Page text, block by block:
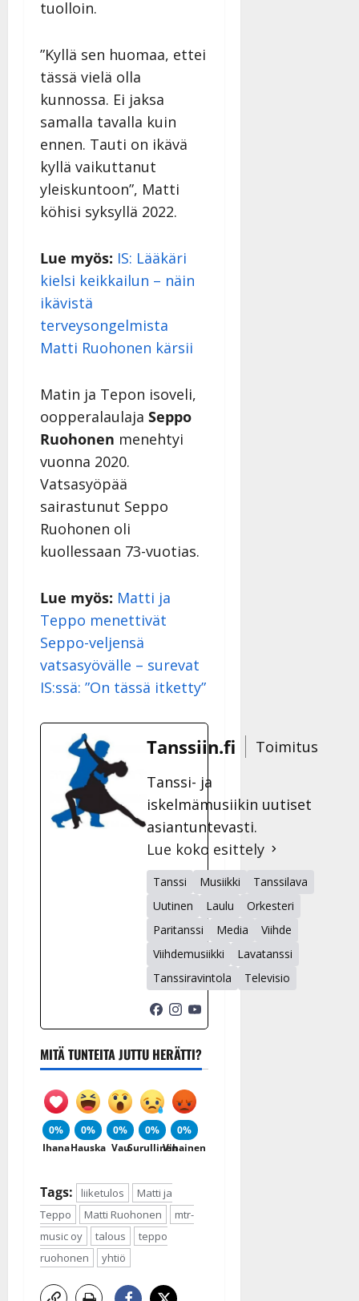
tuolloin.
”Kyllä sen huomaa, ettei
tässä vielä olla
kunnossa. Ei jaksa
samalla tavalla kuin
ennen. Tauti on ikävä
kyllä vaikuttanut
yleiskuntoon”, Matti
köhisi syksyllä 2022.
Lue myös: IS: Lääkäri
kielsi keikkailun – näin
ikävistä
terveysongelmista
Matti Ruohonen kärsii
Matin ja Tepon isoveli,
oopperalaulaja Seppo
Ruohonen menehtyi
vuonna 2020.
Vatsasyöpää
sairastunut Seppo
Ruohonen oli
kuollessaan 73-vuotias.
Lue myös: Matti ja
Teppo menettivät
Seppo-veljensä
vatsasyövälle – surevat
IS:ssä: ”On tässä itketty”
Tanssiin.fi
Toimitus
Tanssi- ja
iskelmämusiikin uutiset
asiantuntevasti.
Lue koko esittely
Tanssi Musiikki
Tanssilava
Uutinen
Laulu
Orkesteri
Paritanssi
Media
Viihde
Viihdemusiikki
Lavatanssi
Tanssiravintola
Televisio
MITÄ TUNTEITA JUTTU HERÄTTI?
0%
Ihana
0%
Hauska
0%
Vau
0%
Surullinen
0%
Vihainen
Tags: liiketulos
Matti ja
Teppo
Matti Ruohonen
mtr-
music oy
talous
teppo
ruohonen
yhtiö